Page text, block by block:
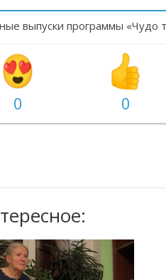
выпуски программы «Чудо
0 0